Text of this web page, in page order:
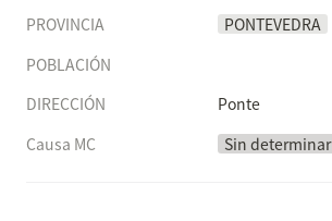
PROVINCIA
PONTEVEDRA
POBLACIÓN
DIRECCIÓN
Ponte
Causa MC
Sin determinar